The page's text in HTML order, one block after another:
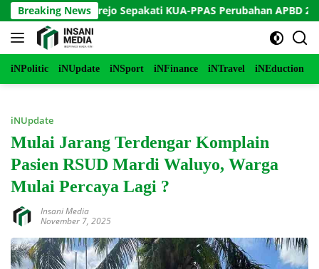
Langsung
ke
konten
Breaking News
Purworejo Sepakati KUA-PPAS Perubahan APBD 2026
iNPolitic iNUpdate iNSport iNFinance iNTravel iNEduction
iNUpdate
Mulai Jarang Terdengar Komplain
Pasien RSUD Mardi Waluyo, Warga
Mulai Percaya Lagi ?
Insani Media
November 7, 2025